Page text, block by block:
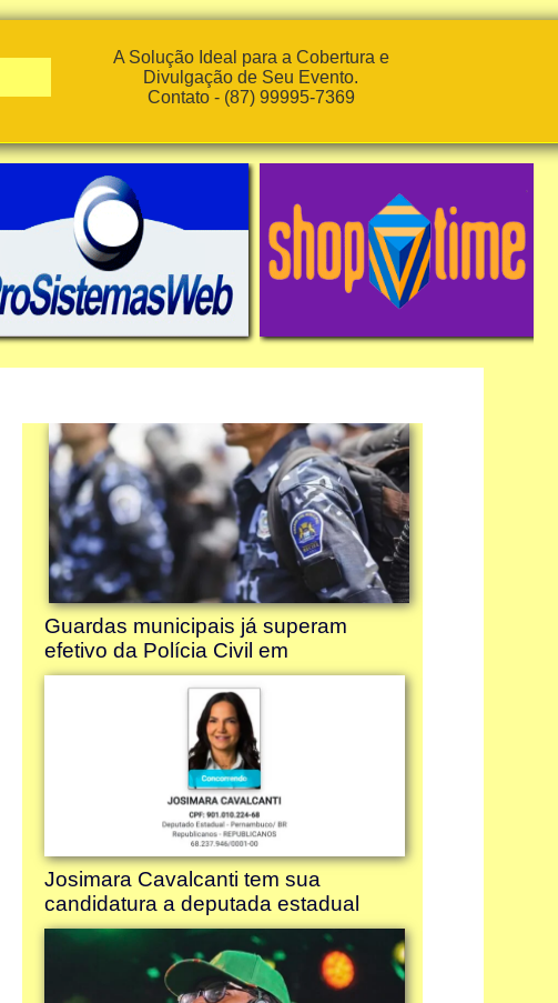
A Solução Ideal para a Cobertura e
Divulgação de Seu Evento.
Contato - (87) 99995-7369